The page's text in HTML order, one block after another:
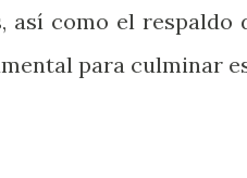
así como el respaldo
para culminar